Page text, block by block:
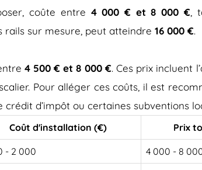
coûte entre 4 000 € et 8 000 € ,
rails sur mesure, peut atteindre 16 000 €.
4 500 € et 8 000 €. Ces prix incluent
Pour alléger ces coûts, il est
d’impôt ou certaines subventions
Coût d'installation (€) Prix
- 2 000 4 000 - 8